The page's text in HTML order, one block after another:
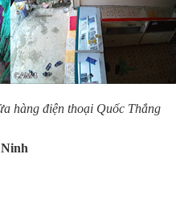
hàng điện thoại Quốc Thắng